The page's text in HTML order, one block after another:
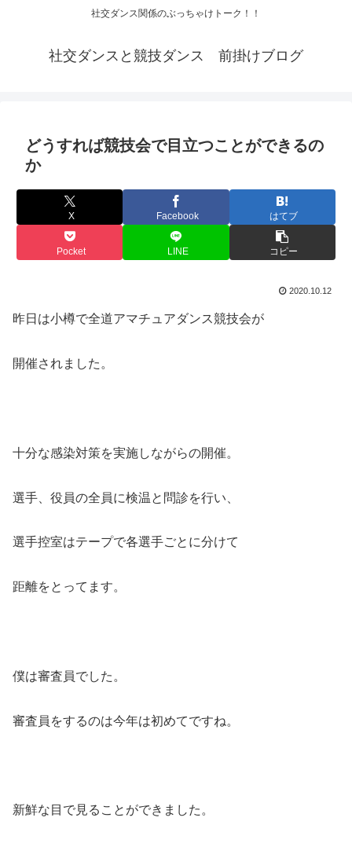
社交ダンス関係のぶっちゃけトーク！！
社交ダンスと競技ダンス 前掛けブログ
どうすれば競技会で目立つことができるの
か
X Facebook はてブ
Pocket LINE コピー
2020.10.12
昨日は小樽で全道アマチュアダンス競技会が
開催されました。
十分な感染対策を実施しながらの開催。
選手、役員の全員に検温と問診を行い、
選手控室はテープで各選手ごとに分けて
距離をとってます。
僕は審査員でした。
審査員をするのは今年は初めてですね。
新鮮な目で見ることができました。